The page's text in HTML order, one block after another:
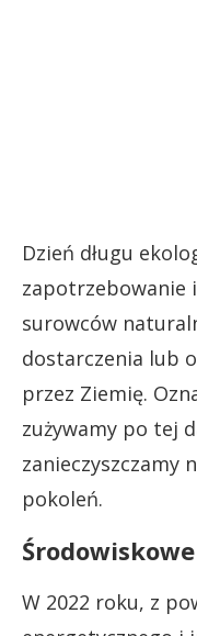
Dzień długu
zapotrzebowanie
surowców
dostarczenia lub
przez Ziemię.
zużywamy po tej
zanieczyszczamy
pokoleń.
W 2022 roku, z